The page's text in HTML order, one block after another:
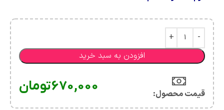
افزودن به سبد خرید
قیمت محصول:​ 670,000تومان